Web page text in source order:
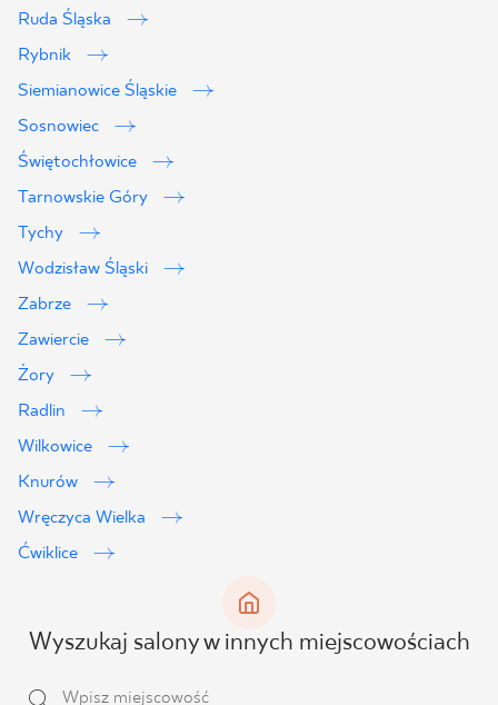
Ruda Śląska
Rybnik
Siemianowice Śląskie
Sosnowiec
Świętochłowice
Tarnowskie Góry
Tychy
Wodzisław Śląski
Zabrze
Zawiercie
Żory
Radlin
Wilkowice
Knurów
Wręczyca Wielka
Ćwiklice
Wyszukaj salony w innych miejscowościach